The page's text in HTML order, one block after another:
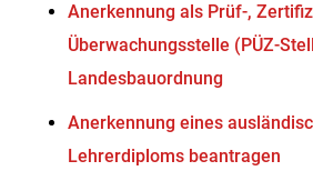
Anerkennung als Prüf-,
Überwachungsstelle (PÜZ-
Landesbauordnung
Anerkennung eines
Lehrerdiploms beantragen